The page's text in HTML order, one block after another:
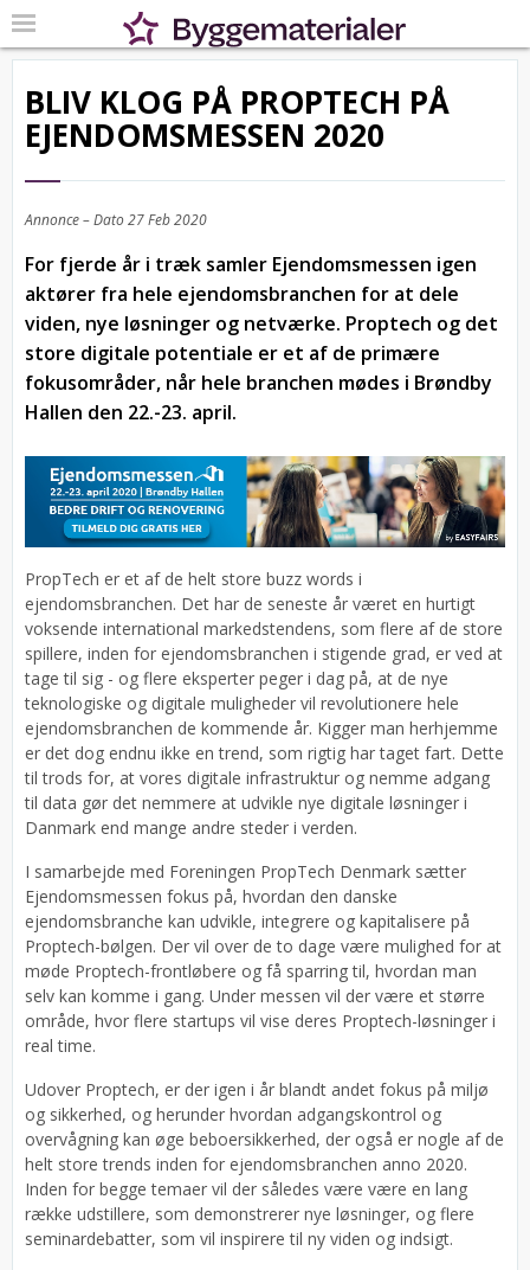
BLIV KLOG PÅ PROPTECH PÅ
EJENDOMSMESSEN 2020
Annonce – Dato27 Feb 2020
For fjerde år i træk samler Ejendomsmessen igen
aktører fra hele ejendomsbranchen for at dele
viden, nye løsninger og netværke. Proptech og det
store digitale potentiale er et af de primære
fokusområder, når hele branchen mødes i Brøndby
Hallen den 22.-23. april.
PropTech er et af de helt store buzz words i
ejendomsbranchen. Det har de seneste år været en hurtigt
voksende international markedstendens, som flere af de store
spillere, inden for ejendomsbranchen i stigende grad, er ved at
tage til sig - og flere eksperter peger i dag på, at de nye
teknologiske og digitale muligheder vil revolutionere hele
ejendomsbranchen de kommende år. Kigger man herhjemme
er det dog endnu ikke en trend, som rigtig har taget fart. Dette
til trods for, at vores digitale infrastruktur og nemme adgang
til data gør det nemmere at udvikle nye digitale løsninger i
Danmark end mange andre steder i verden.
I samarbejde med Foreningen PropTech Denmark sætter
Ejendomsmessen fokus på, hvordan den danske
ejendomsbranche kan udvikle, integrere og kapitalisere på
Proptech-bølgen. Der vil over de to dage være mulighed for at
møde Proptech-frontløbere og få sparring til, hvordan man
selv kan komme i gang. Under messen vil der være et større
område, hvor flere startups vil vise deres Proptech-løsninger i
real time.
Udover Proptech, er der igen i år blandt andet fokus på miljø
og sikkerhed, og herunder hvordan adgangskontrol og
overvågning kan øge beboersikkerhed, der også er nogle af de
helt store trends inden for ejendomsbranchen anno 2020.
Inden for begge temaer vil der således være være en lang
række udstillere, som demonstrerer nye løsninger, og flere
seminardebatter, som vil inspirere til ny viden og indsigt.